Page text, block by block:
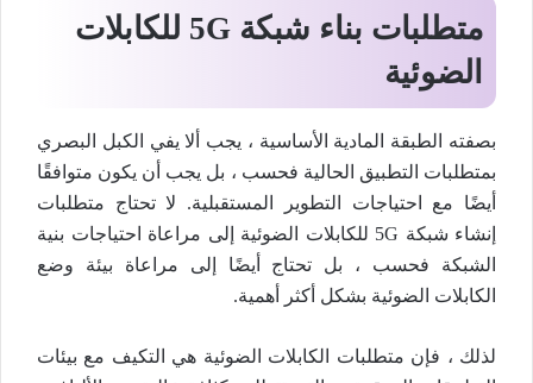
متطلبات بناء شبكة 5G للكابلات
الضوئية
بصفته الطبقة المادية الأساسية ، يجب ألا يفي الكبل البصري
بمتطلبات التطبيق الحالية فحسب ، بل يجب أن يكون متوافقًا
أيضًا مع احتياجات التطوير المستقبلية. لا تحتاج متطلبات
إنشاء شبكة 5G للكابلات الضوئية إلى مراعاة احتياجات بنية
الشبكة فحسب ، بل تحتاج أيضًا إلى مراعاة بيئة وضع
الكابلات الضوئية بشكل أكثر أهمية.
لذلك ، فإن متطلبات الكابلات الضوئية هي التكيف مع بيئات